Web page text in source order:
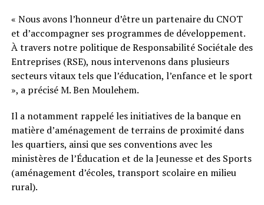
« Nous avons l’honneur d’être un partenaire du CNOT
et d’accompagner ses programmes de développement.
À travers notre politique de Responsabilité Sociétale des
Entreprises (RSE), nous intervenons dans plusieurs
secteurs vitaux tels que l’éducation, l’enfance et le sport
», a précisé M. Ben Moulehem.
Il a notamment rappelé les initiatives de la banque en
matière d’aménagement de terrains de proximité dans
les quartiers, ainsi que ses conventions avec les
ministères de l’Éducation et de la Jeunesse et des Sports
(aménagement d’écoles, transport scolaire en milieu
rural).